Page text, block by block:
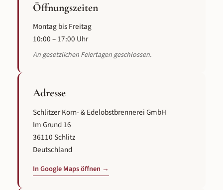
Öffnungszeiten
Montag bis Freitag
10:00 – 17:00 Uhr
An gesetzlichen Feiertagen geschlossen.
Adresse
Schlitzer Korn- & Edelobstbrennerei GmbH
Im Grund 16
36110 Schlitz
Deutschland
In Google Maps öffnen →